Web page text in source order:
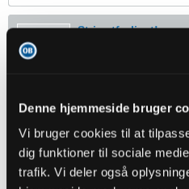
Denne hjemmeside bruger
Vi bruger cookies til at
dig funktioner til sociale
trafik. Vi deler også
Striwetforlivet!
01-11-2021, 22:35
Oprindeligt indsendt af
andlox
Frø om kampen:
https://www.bt.dk/